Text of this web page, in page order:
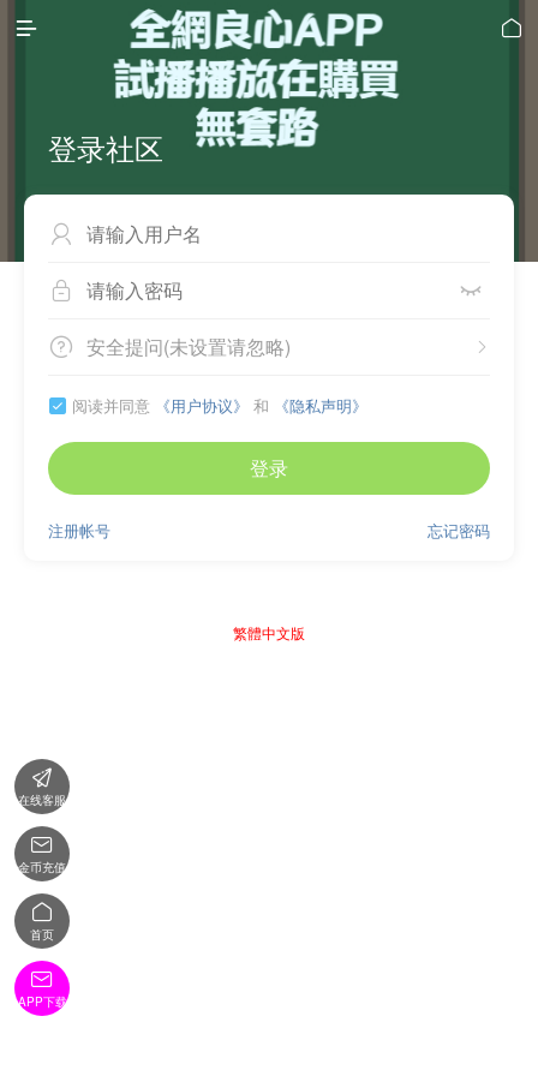
 
登录社区

 
 
安全提问(未设置请忽略)
 阅读并同意 《用户协议》 和 《隐私声明》
登录
忘记密码
注册帐号
繁體中文版

在线客服

金币充值

首页

APP下载